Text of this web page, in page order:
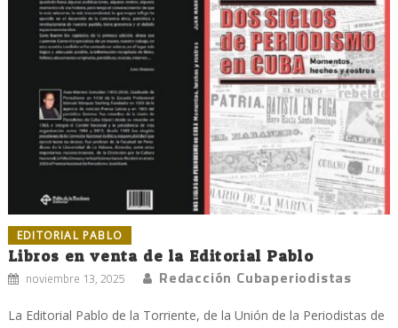
EDITORIAL PABLO
Libros en venta de la Editorial Pablo
noviembre 13, 2025 Redacción Cubaperiodistas
La Editorial Pablo de la Torriente, de la Unión de la Periodistas de